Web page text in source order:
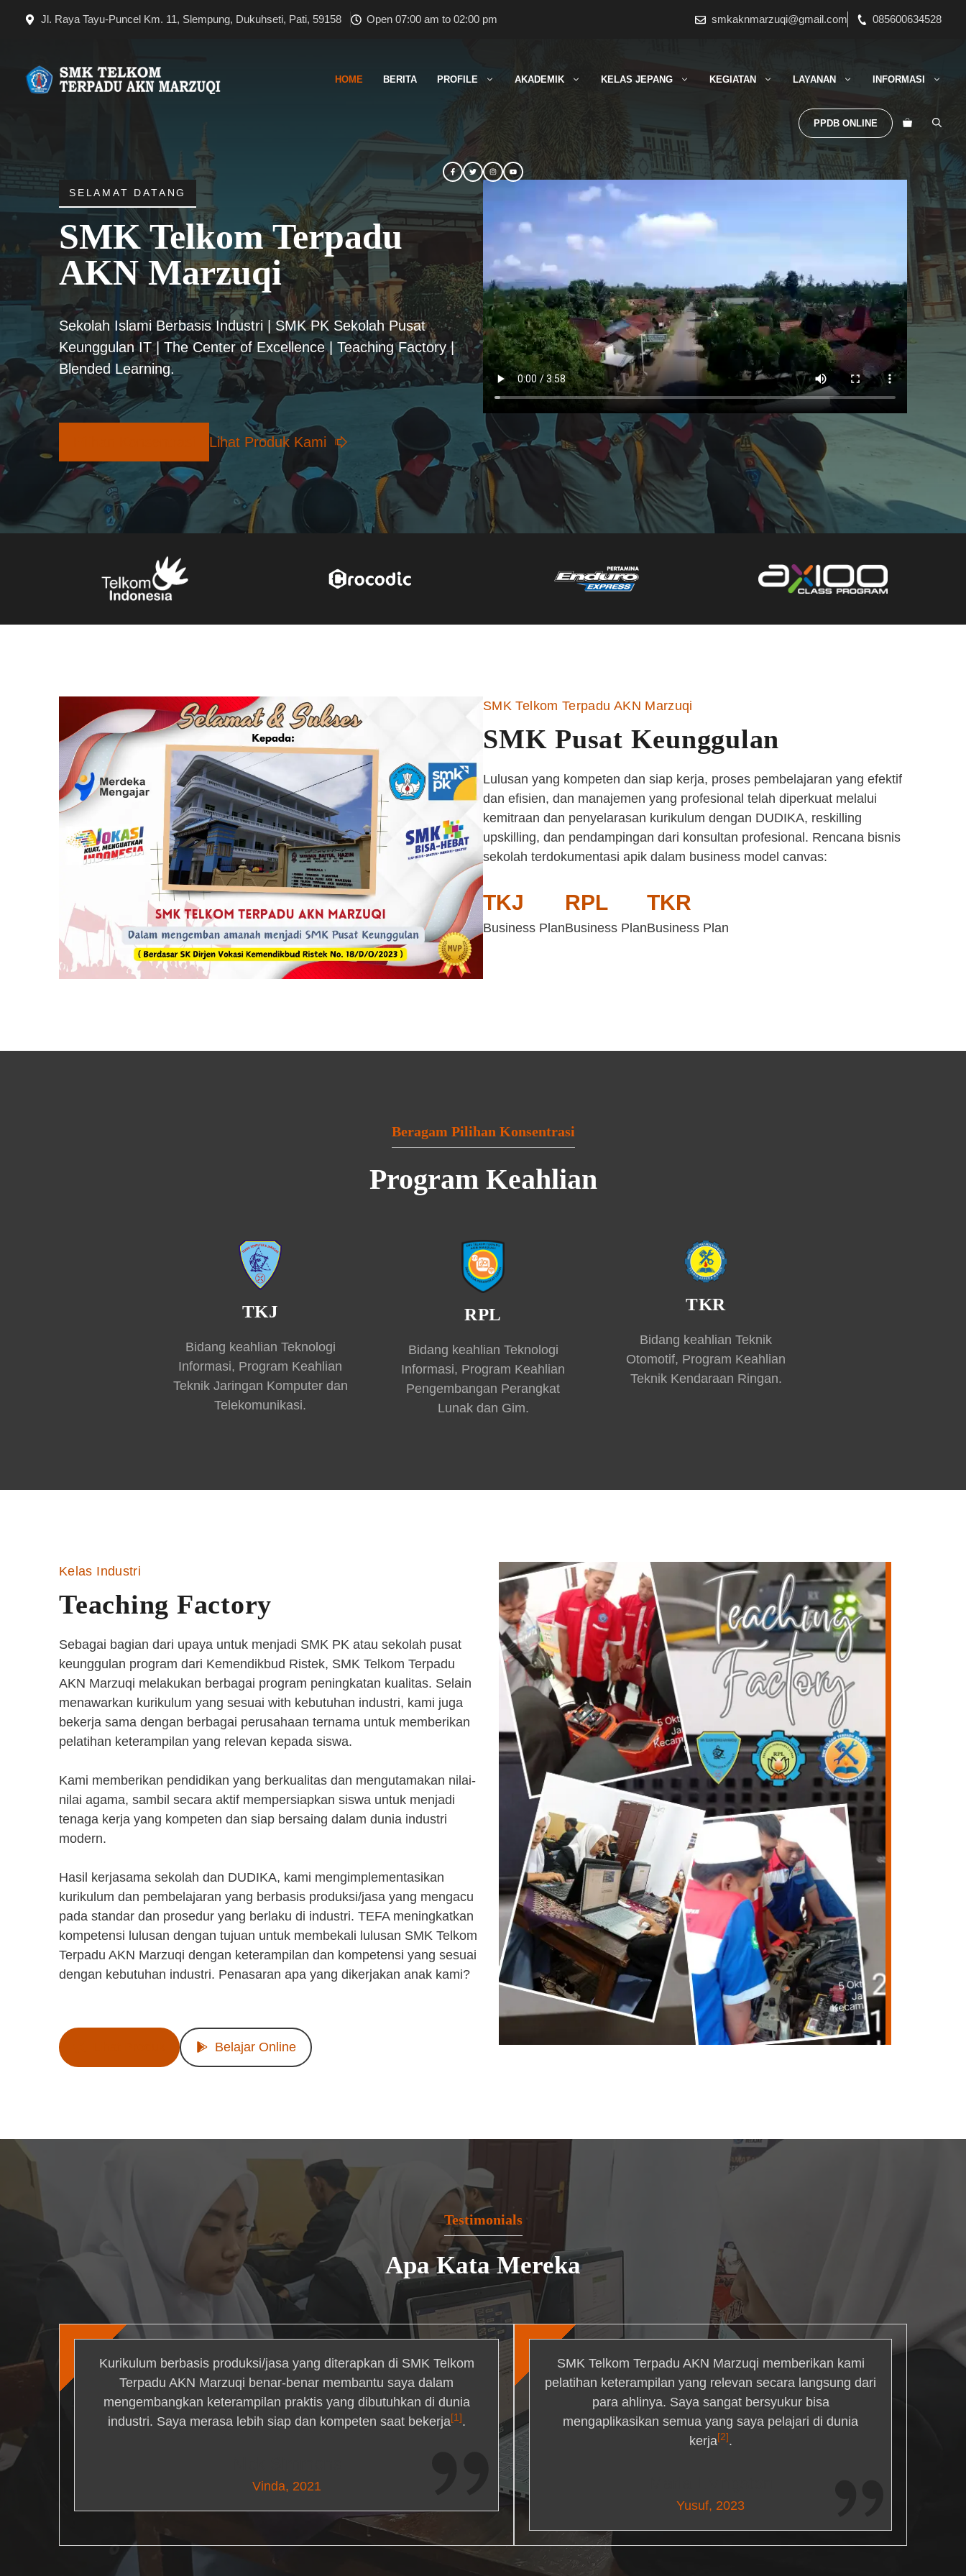
Jl. Raya Tayu-Puncel Km. 11, Slempung, Dukuhseti, Pati, 59158 Open 07:00 am to 02:00 pm smkaknmarzuqi@gmail.com 085600634528
HOME BERITA PROFILE AKADEMIK KELAS JEPANG KEGIATAN LAYANAN INFORMASI
PPDB ONLINE
SELAMAT DATANG
SMK Telkom Terpadu
AKN Marzuqi
Sekolah Islami Berbasis Industri | SMK PK Sekolah Pusat
Keunggulan IT | The Center of Excellence | Teaching Factory |
Blended Learning.
Lihat Produk Kami
SMK Telkom Terpadu AKN Marzuqi
SMK Pusat Keunggulan
Lulusan yang kompeten dan siap kerja, proses pembelajaran yang efektif
dan efisien, dan manajemen yang profesional telah diperkuat melalui
kemitraan dan penyelarasan kurikulum dengan DUDIKA, reskilling
upskilling, dan pendampingan dari konsultan profesional. Rencana bisnis
sekolah terdokumentasi apik dalam business model canvas:
TKJ
Business Plan
RPL
Business Plan
TKR
Business Plan
Beragam Pilihan Konsentrasi
Program Keahlian
TKJ
Bidang keahlian Teknologi
Informasi, Program Keahlian
Teknik Jaringan Komputer dan
Telekomunikasi.
RPL
Bidang keahlian Teknologi
Informasi, Program Keahlian
Pengembangan Perangkat
Lunak dan Gim.
TKR
Bidang keahlian Teknik
Otomotif, Program Keahlian
Teknik Kendaraan Ringan.
Kelas Industri
Teaching Factory
Sebagai bagian dari upaya untuk menjadi SMK PK atau sekolah pusat
keunggulan program dari Kemendikbud Ristek, SMK Telkom Terpadu
AKN Marzuqi melakukan berbagai program peningkatan kualitas. Selain
menawarkan kurikulum yang sesuai with kebutuhan industri, kami juga
bekerja sama dengan berbagai perusahaan ternama untuk memberikan
pelatihan keterampilan yang relevan kepada siswa.
Kami memberikan pendidikan yang berkualitas dan mengutamakan nilai-
nilai agama, sambil secara aktif mempersiapkan siswa untuk menjadi
tenaga kerja yang kompeten dan siap bersaing dalam dunia industri
modern.
Hasil kerjasama sekolah dan DUDIKA, kami mengimplementasikan
kurikulum dan pembelajaran yang berbasis produksi/jasa yang mengacu
pada standar dan prosedur yang berlaku di industri. TEFA meningkatkan
kompetensi lulusan dengan tujuan untuk membekali lulusan SMK Telkom
Terpadu AKN Marzuqi dengan keterampilan dan kompetensi yang sesuai
dengan kebutuhan industri. Penasaran apa yang dikerjakan anak kami?
Belajar Online
Testimonials
Apa Kata Mereka
Kurikulum berbasis produksi/jasa yang diterapkan di SMK Telkom
Terpadu AKN Marzuqi benar-benar membantu saya dalam
mengembangkan keterampilan praktis yang dibutuhkan di dunia
industri. Saya merasa lebih siap dan kompeten saat bekerja[1].
Vinda, 2021
SMK Telkom Terpadu AKN Marzuqi memberikan kami
pelatihan keterampilan yang relevan secara langsung dari
para ahlinya. Saya sangat bersyukur bisa
mengaplikasikan semua yang saya pelajari di dunia
kerja[2].
Yusuf, 2023